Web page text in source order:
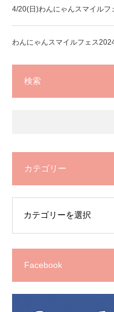
4/20(日)わんにゃんスマイル
わんにゃんスマイルフェス
検索
カテゴリー
Facebook